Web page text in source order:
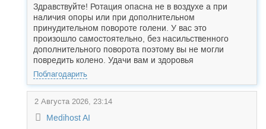
Здравствуйте! Ротация опасна не в воздухе а при
наличия опоры или при дополнительном
принудительном повороте голени. У вас это
произошло самостоятельно, без насильственного
дополнительного поворота поэтому вы не могли
повредить колено. Удачи вам и здоровья
Поблагодарить
2 Августа 2026, 23:14
Medihost AI